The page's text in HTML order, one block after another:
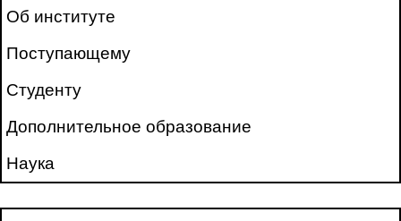
Об институте
Поступающему
Студенту
Дополнительное образование
Наука